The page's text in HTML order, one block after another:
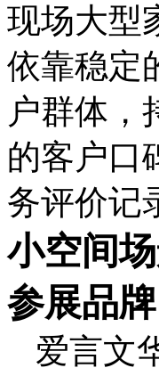
现场大型
依靠稳定
户群体，
的客户口
务评价记
小空间
参展品
爱言文